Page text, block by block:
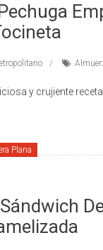
y crujiente receta.
Plana